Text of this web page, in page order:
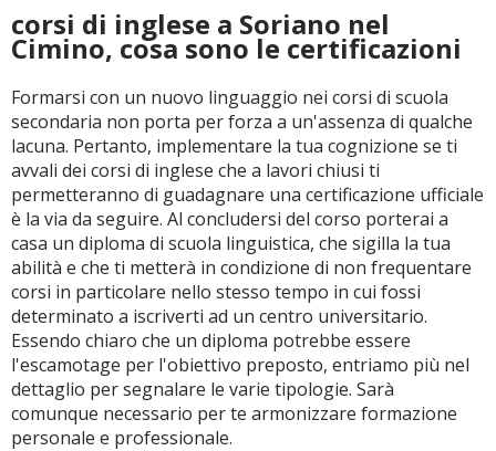
corsi di inglese a Soriano nel
Cimino, cosa sono le certificazioni
Formarsi con un nuovo linguaggio nei corsi di scuola
secondaria non porta per forza a un'assenza di qualche
lacuna. Pertanto, implementare la tua cognizione se ti
avvali dei corsi di inglese che a lavori chiusi ti
permetteranno di guadagnare una certificazione ufficiale
è la via da seguire. Al concludersi del corso porterai a
casa un diploma di scuola linguistica, che sigilla la tua
abilità e che ti metterà in condizione di non frequentare
corsi in particolare nello stesso tempo in cui fossi
determinato a iscriverti ad un centro universitario.
Essendo chiaro che un diploma potrebbe essere
l'escamotage per l'obiettivo preposto, entriamo più nel
dettaglio per segnalare le varie tipologie. Sarà
comunque necessario per te armonizzare formazione
personale e professionale.